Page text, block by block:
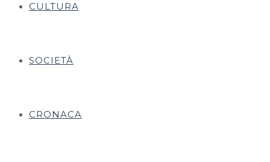
CULTURA
SOCIETÀ
CRONACA